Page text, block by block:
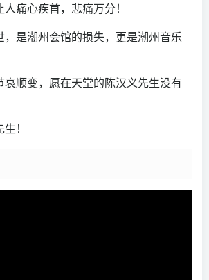
痛心疾首，悲痛万分！
，是潮州会馆的损失，更是潮州音乐
哀顺变，愿在天堂的陈汉义先生没有
！